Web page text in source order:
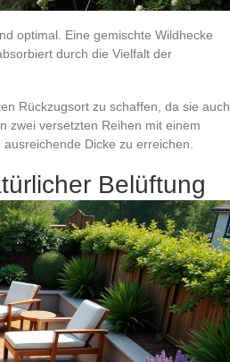
optimal. Eine gemischte Wildhecke
durch die Vielfalt der
Rückzugsort zu schaffen, da sie auch
zwei versetzten Reihen mit einem
Dicke zu erreichen.
Belüftung